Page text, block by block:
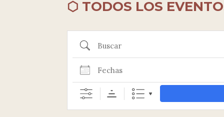
⬡ TODOS LOS
Buscar
Fechas